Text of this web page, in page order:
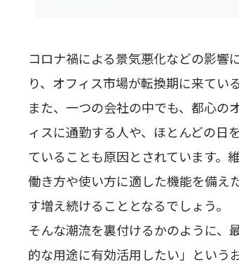
コロナ禍による景気悪化などの影響
り、オフィス市場が転換期に来てい
また、一つの会社の中でも、都心の
ィスに通勤する人や、ほとんどの日
ていることも原因とされています。
働き方や使い方に適した機能を備え
す増え続けることとなるでしょう。
そんな潮流を裏付けるかのように、
的な用途に有効活用したい」という